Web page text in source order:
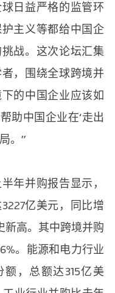
日益严格的监管环
主义等都给中国企
战。这次论坛汇集
，围绕全球跨境并
的中国企业应该如
助中国企业在‘走出
。”
年并购报告显示，
亿美元，同比增
新高。其中跨境并购
。能源和电力行业
，总额达315亿美